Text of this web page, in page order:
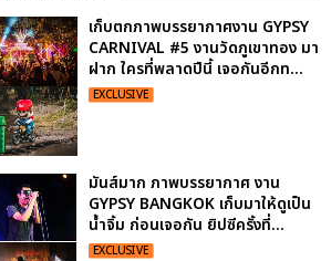
เก็บตกภาพบรรยากาศงาน GYPSY
CARNIVAL #5 งานวัดภูเขาทอง มา
ฝาก ใครที่พลาดปีนี้ เจอกันอีกท...
EXCLUSIVE
มันส์มาก ภาพบรรยากาศ งาน
GYPSY BANGKOK เก็บมาให้ดูเป็น
น้ำจิ้ม ก่อนเจอกัน ยิปซีครั้งที่...
EXCLUSIVE